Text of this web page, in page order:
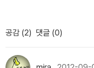
세상 전분에 대한 죄책감.
른 이름인지도 모른다. 그것
이상한 것은 그렇다면 왜
>, 아서 코난 도일의 <셜
>, J.M.배리의 <피터팬>, F.
바고>를 소개한다.<유아/
다. <카페도쿄>를 읽었을
는 작가라면 어느 가게를 소
낌이었다. 이 중 어디라도
경과 커피의 맛까지 감상해
공감 (2) 댓글 (0)